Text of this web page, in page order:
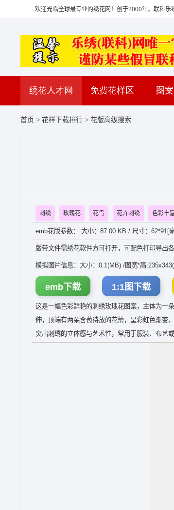
欢迎光临全球最专业的绣花网！创于2000年。联科
绣花人才网 免费花样区 图
首页 > 花样下载排行 > 花版高级搜索
刺绣 玫瑰花 花鸟 花卉刺绣 色彩丰
emb花版参数： 大小：87.00 KB / 尺寸：62*91[
版带文件需绣花软件方可打开，可配色打印导出
模拟图片信息：大小：0.1(MB) /图宽*高
emb下载 1:1图下载
这是一幅色彩鲜艳的刺绣玫瑰花图案，主体为一
伸，顶端有两朵含苞待放的花蕾，呈彩虹色渐变
突出刺绣的立体感与艺术性，常用于服装、布艺或